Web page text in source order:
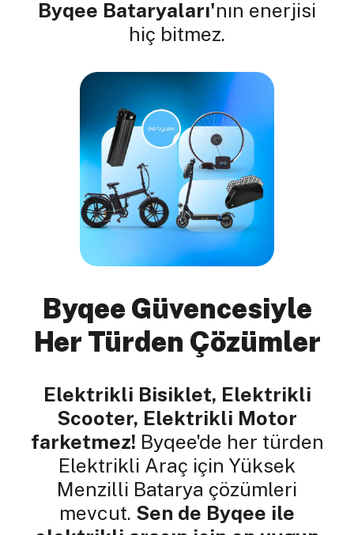
Byqee Bataryaları'nın enerjisi
hiç bitmez.
Byqee Güvencesiyle
Her Türden Çözümler
Elektrikli Bisiklet, Elektrikli
Scooter, Elektrikli Motor
farketmez! Byqee'de her türden
Elektrikli Araç için Yüksek
Menzilli Batarya çözümleri
mevcut. Sen de Byqee ile